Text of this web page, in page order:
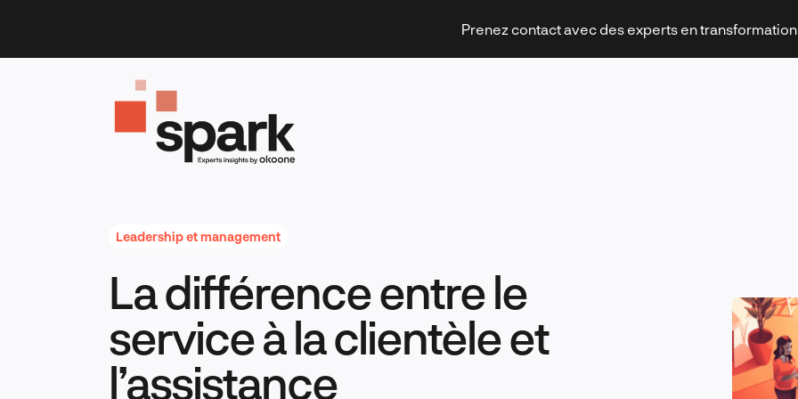
content
Prenez contact avec des experts en transformation
Technologies et innovation
Leadership et management
La différence entre le
service à la clientèle et
l’assistance